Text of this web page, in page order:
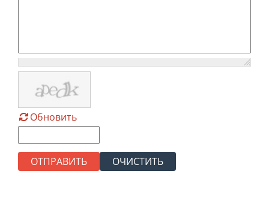
Обновить
ОТПРАВИТЬ ОЧИСТИТЬ